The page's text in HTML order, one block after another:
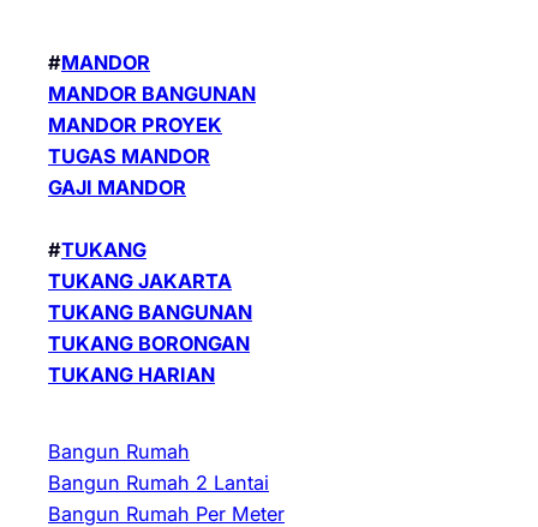
#MANDOR
MANDOR BANGUNAN
MANDOR PROYEK
TUGAS MANDOR
GAJI MANDOR
#TUKANG
TUKANG JAKARTA
TUKANG BANGUNAN
TUKANG BORONGAN
TUKANG HARIAN
Bangun Rumah
Bangun Rumah 2 Lantai
Bangun Rumah Per Meter